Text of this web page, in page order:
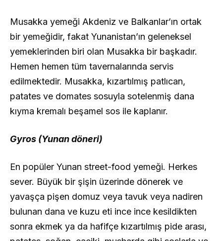
Musakka yemeği Akdeniz ve Balkanlar’ın ortak
bir yemeğidir, fakat Yunanistan’ın geleneksel
yemeklerinden biri olan Musakka bir başkadır.
Hemen hemen tüm tavernalarında servis
edilmektedir. Musakka, kızartılmış patlıcan,
patates ve domates sosuyla sotelenmiş dana
kıyma kremalı beşamel sos ile kaplanır.
Gyros (Yunan döneri)
En popüler Yunan street-food yemeği. Herkes
sever. Büyük bir şişin üzerinde dönerek ve
yavaşça pişen domuz veya tavuk veya nadiren
bulunan dana ve kuzu eti ince ince kesildikten
sonra ekmek ya da hafifçe kızartılmış pide arası,